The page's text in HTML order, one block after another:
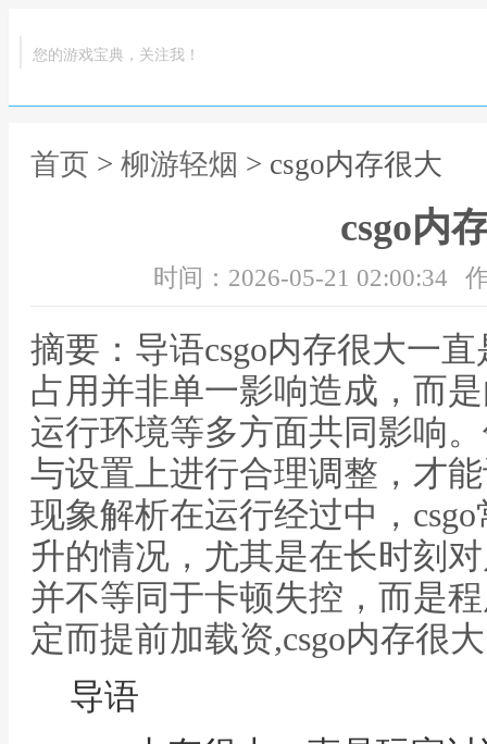
您的游戏宝典，关注我！
首页 > 柳游轻烟 > csgo内存很大
csgo内
时间：2026-05-21 02:00:34
摘要：导语csgo内存很大一
占用并非单一影响造成，而
运行环境等多方面共同影响
与设置上进行合理调整，才
现象解析在运行经过中，
升的情况，尤其是在长时刻
并不等同于卡顿失控，而是
定而提前加载资,csgo内存很大
导语